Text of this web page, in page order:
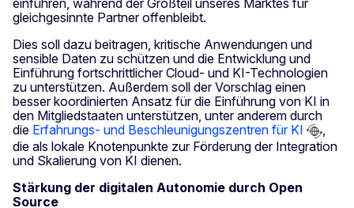
gleichgesinnte Partner offenbleibt.
Dies soll dazu beitragen, kritische Anwendungen und
sensible Daten zu schützen und die Entwicklung und
Einführung fortschrittlicher Cloud- und KI-Technologien
zu unterstützen. Außerdem soll der Vorschlag einen
besser koordinierten Ansatz für die Einführung von KI in
den Mitgliedstaaten unterstützen, unter anderem durch
die Erfahrungs- und Beschleunigungszentren für KI
die als lokale Knotenpunkte zur Förderung der Integration
und Skalierung von KI dienen.
Stärkung der digitalen Autonomie durch Open
Source